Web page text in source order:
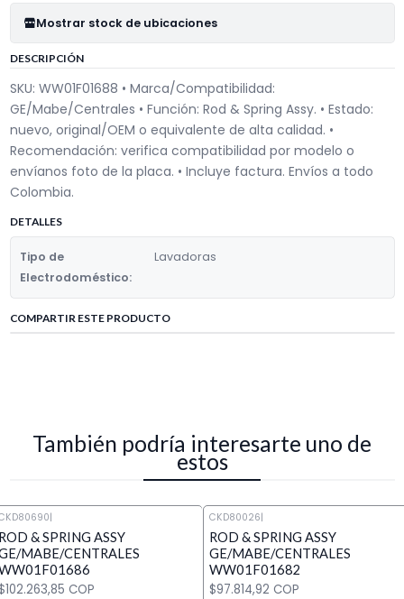
Mostrar stock de ubicaciones
DESCRIPCIÓN
SKU: WW01F01688 • Marca/Compatibilidad:
GE/Mabe/Centrales • Función: Rod & Spring Assy. • Estado:
nuevo, original/OEM o equivalente de alta calidad. •
Recomendación: verifica compatibilidad por modelo o
envíanos foto de la placa. • Incluye factura. Envíos a todo
Colombia.
DETALLES
Tipo de
Electrodoméstico:
Lavadoras
COMPARTIR ESTE PRODUCTO
También podría interesarte uno de
estos
|
& SPRING ASSY
MABE/CENTRALES
COP
CKD80026|
ROD & SPRING ASSY
GE/MABE/CENTRALES
WW01F01682
$97.814,92 COP